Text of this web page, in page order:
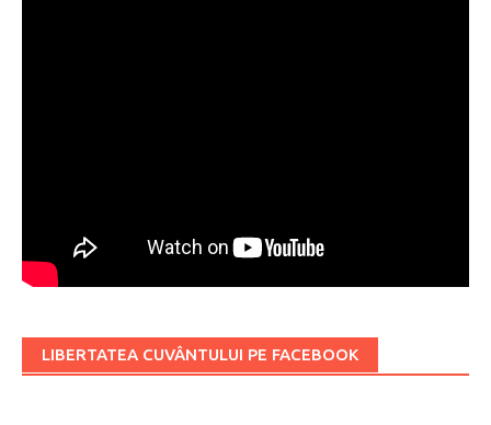
LIBERTATEA CUVÂNTULUI PE FACEBOOK